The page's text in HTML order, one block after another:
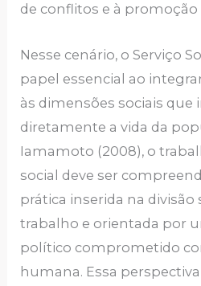
de conflitos e à promoção
Nesse cenário, o Serviço
papel essencial ao
às dimensões sociais que
diretamente a vida da
Iamamoto (2008), o
social deve ser
prática inserida na divisão
trabalho e orientada por
político comprometido
humana. Essa